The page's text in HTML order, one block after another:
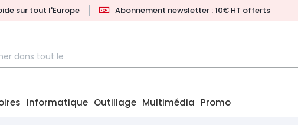
sur tout l'Europe Abonnement newsletter : 10€ HT offerts
Informatique Outillage Multimédia Promo